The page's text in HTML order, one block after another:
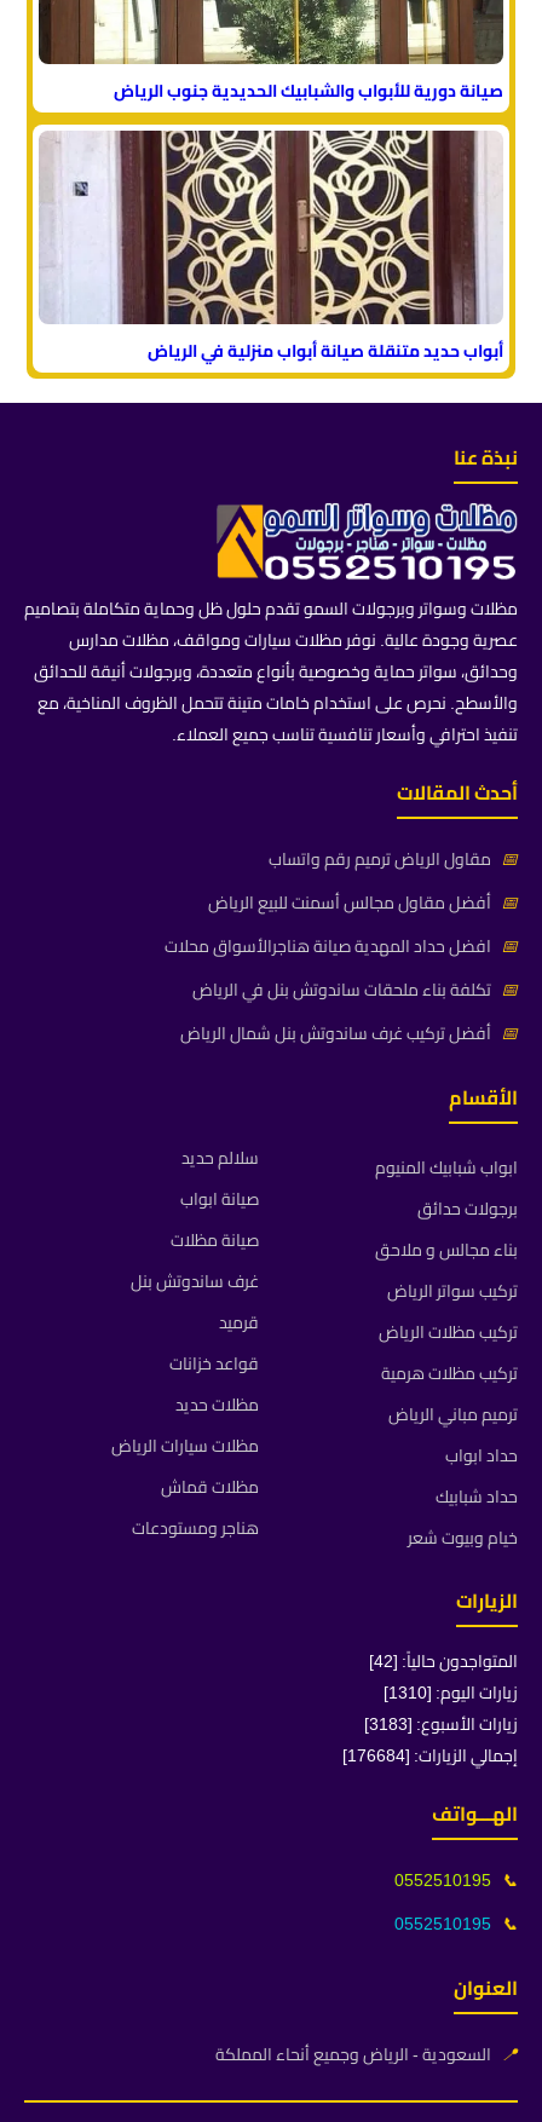
صيانة دورية للأبواب والشبابيك الحديدية جنوب الرياض
أبواب حديد متنقلة صيانة أبواب منزلية في الرياض
نبذة عنا
مظلات وسواتر وبرجولات السمو تقدم حلول ظل وحماية متكاملة بتصاميم
عصرية وجودة عالية. نوفر مظلات سيارات ومواقف، مظلات مدارس
وحدائق، سواتر حماية وخصوصية بأنواع متعددة، وبرجولات أنيقة للحدائق
والأسطح. نحرص على استخدام خامات متينة تتحمل الظروف المناخية، مع
تنفيذ احترافي وأسعار تنافسية تناسب جميع العملاء.
أحدث المقالات
📅 مقاول الرياض ترميم رقم واتساب
📅 أفضل مقاول مجالس أسمنت للبيع الرياض
📅 افضل حداد المهدية صيانة هناجرالأسواق محلات
📅 تكلفة بناء ملحقات ساندوتش بنل في الرياض
📅 أفضل تركيب غرف ساندوتش بنل شمال الرياض
الأقسام
ابواب شبابيك المنيوم
برجولات حدائق
بناء مجالس و ملاحق
تركيب سواتر الرياض
تركيب مظلات الرياض
تركيب مظلات هرمية
ترميم مباني الرياض
حداد ابواب
حداد شبابيك
خيام وبيوت شعر
سلالم حديد
صيانة ابواب
صيانة مظلات
غرف ساندوتش بنل
قرميد
قواعد خزانات
مظلات حديد
مظلات سيارات الرياض
مظلات قماش
هناجر ومستودعات
الزيارات
المتواجدون حالياً: [42]
زيارات اليوم: [1310]
زيارات الأسبوع: [3183]
إجمالي الزيارات: [176684]
الهـــواتف
📞
0552510195
📞
0552510195
العنوان
📍 السعودية - الرياض وجميع أنحاء المملكة